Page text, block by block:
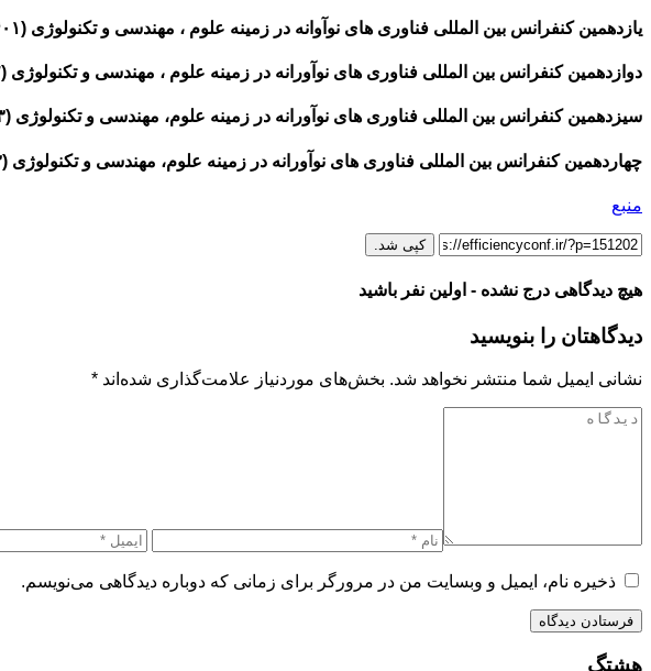
یازدهمین کنفرانس بین المللی فناوری های نوآوانه در زمینه علوم ، مهندسی و تکنولوژی (۱۴۰۱)
دوازدهمین کنفرانس بین المللی فناوری های نوآورانه در زمینه علوم ، مهندسی و تکنولوژی (۱۴۰۲)
سیزدهمین کنفرانس بین المللی فناوری های نوآورانه در زمینه علوم، مهندسی و تکنولوژی (۱۴۰۳)
چهاردهمین کنفرانس بین المللی فناوری های نوآورانه در زمینه علوم، مهندسی و تکنولوژی (۱۴۰۳)
منبع
کپی شد.
هیچ دیدگاهی درج نشده - اولین نفر باشید
دیدگاهتان را بنویسید
نشانی ایمیل شما منتشر نخواهد شد. بخش‌های موردنیاز علامت‌گذاری شده‌اند *
ذخیره نام، ایمیل و وبسایت من در مرورگر برای زمانی که دوباره دیدگاهی می‌نویسم.
هشتگ